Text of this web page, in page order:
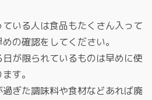
いる人は食品もたくさん入って
の確認をしてください。
が限られているものは早めに使
す。
ぎた調味料や食材などあれば廃